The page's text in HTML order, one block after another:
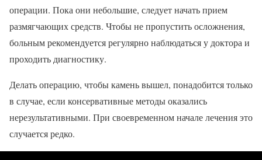
операции. Пока они небольшие, следует начать прием
размягчающих средств. Чтобы не пропустить осложнения,
больным рекомендуется регулярно наблюдаться у доктора и
проходить диагностику.
Делать операцию, чтобы камень вышел, понадобится только
в случае, если консервативные методы оказались
нерезультативными. При своевременном начале лечения это
случается редко.